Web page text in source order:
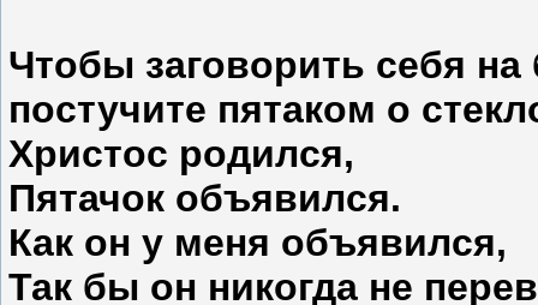
Чтобы заговорить себя на
постучите пятаком о
Христос родился,
Пятачок объявился.
Как он у меня объявился,
Так бы он никогда не